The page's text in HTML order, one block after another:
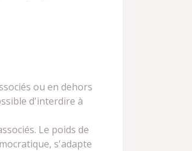
ou en dehors
d'interdire à
Le poids de
s'adapte